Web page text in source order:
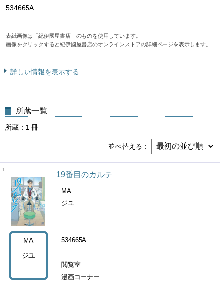
534665A
表紙画像は「紀伊國屋書店」のものを使用しています。
画像をクリックすると紀伊國屋書店のオンラインストアの詳細ページを表示します。
詳しい情報を表示する
所蔵一覧
所蔵 1 冊
並べ替える
1
MA
ジユ
19番目のカルテ
MA
ジユ
534665A
閲覧室
漫画コーナー